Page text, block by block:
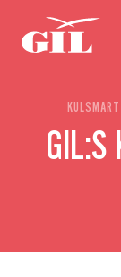
Ha
Va
GIL:S